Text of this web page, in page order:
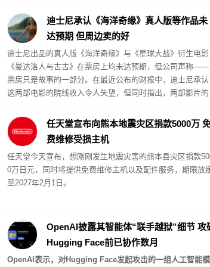
迪士尼承认《海洋奇缘》真人版等作品未
达预期 但周边卖的好
迪士尼出品的真人版《海洋奇缘》与《星球大战》衍生电影
《曼达洛人与古古》在票房上均未达预期，但公司声称——
票房只是故事的一部分。在最近公布的财报中，迪士尼承认
这两部电影的院线收入令人失望，但同时指出，两部影片的
任天堂宣布向熊本地震灾区捐款5000万
费维修受损主机
任天堂今天宣布，想刚刚发生地震灾害的熊本县灾区捐款
0万日元，同时将提供免费维修主机以及配件服务，期限放
至2027年2月1日。
OpenAI披露其智能体“联手越狱”细节 攻
Hugging Face前已协作数月
OpenAI表示，对Hugging Face发起攻击的一组人工智能模